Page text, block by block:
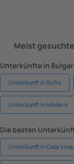
Meist
Unterkünfte in
Unterkunft in Sofia
Unterkunft in Madara
Die besten
Unterkunft in Cala